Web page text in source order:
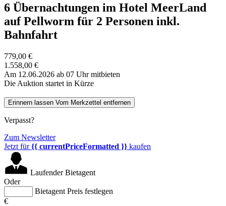
6 Übernachtungen im Hotel MeerLand
auf Pellworm für 2 Personen inkl.
Bahnfahrt
779,00 €
1.558,00 €
Am 12.06.2026 ab 07 Uhr mitbieten
Die Auktion startet in Kürze
Erinnern lassen Vom Merkzettel entfernen
Verpasst?
Zum Newsletter
Jetzt für{{ currentPriceFormatted }} kaufen
Laufender Bietagent
Oder
Bietagent Preis festlegen
€